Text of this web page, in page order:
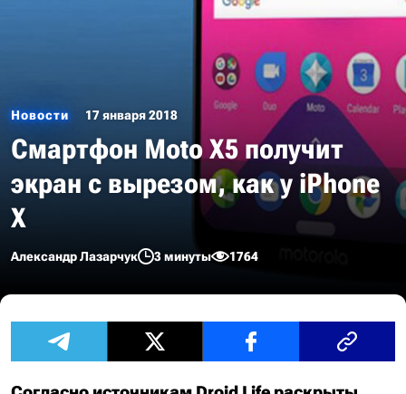
Новости 17 января 2018
Смартфон Moto X5 получит
экран с вырезом, как у iPhone
X
Александр Лазарчук 3 минуты 1764